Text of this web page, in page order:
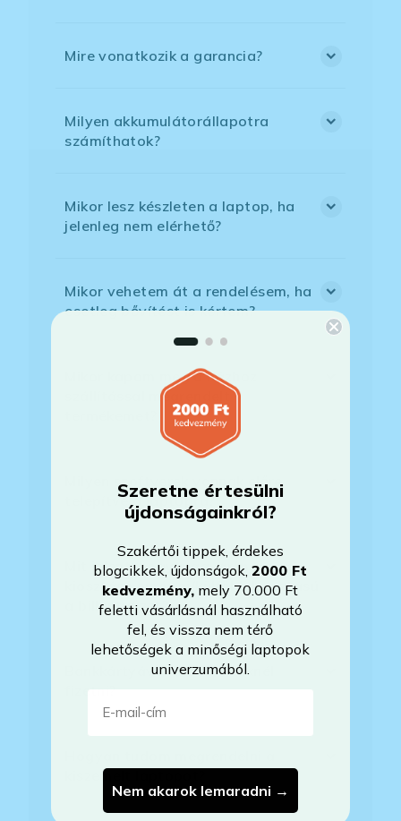
Mire vonatkozik a garancia?
Milyen akkumulátorállapotra
számíthatok?
Mikor lesz készleten a laptop, ha
jelenleg nem elérhető?
Mikor vehetem át a rendelésem, ha
esetleg bővítést is kértem?
Mikor kapom meg a házhoz
szállítással megrendelt
Milyen szoftverek vannak előre
telepítve a laptopra?
Mit jelent, hogy magyar/magyar
kiosztású európai/külföldi kiosztású
a billentyűzet?
Bankkártyával tudok Önöknél
fizetni?
kiszemelt laptopot?
Szeretne értesülni
újdonságainkról?
Szakértői tippek, érdekes
blogcikkek, újdonságok,2000 Ft
kedvezmény, mely 70.000 Ft
feletti vásárlásnál használható
fel, és vissza nem térő
lehetőségek a minőségi laptopok
univerzumából.
Nem akarok lemaradni →